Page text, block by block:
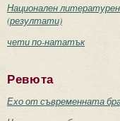
Национален
(резултати)
чети по-нататък
Ревюта
Ехо от съвременната